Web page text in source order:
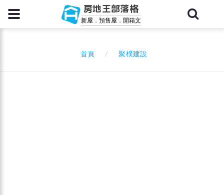
房地王部落格
新屋．預售屋．開箱文
首頁 聚樸建設